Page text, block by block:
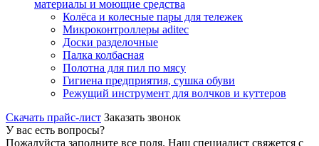
материалы и моющие средства
Колёса и колесные пары для тележек
Микроконтроллеры aditec
Доски разделочные
Палка колбасная
Полотна для пил по мясу
Гигиена предприятия, сушка обуви
Режущий инструмент для волчков и куттеров
Скачать прайс-лист Заказать звонок
У вас есть вопросы?
Пожалуйста заполните все поля. Наш специалист свяжется с